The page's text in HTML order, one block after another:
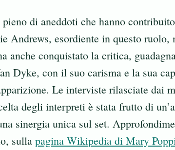
di aneddoti che hanno
Andrews, esordiente in questo ruolo,
anche conquistato la critica,
Dyke, con il suo carisma e la sua
Le interviste rilasciate dai
degli interpreti è stata frutto di
sinergia unica sul set.
sulla pagina Wikipedia di Mary